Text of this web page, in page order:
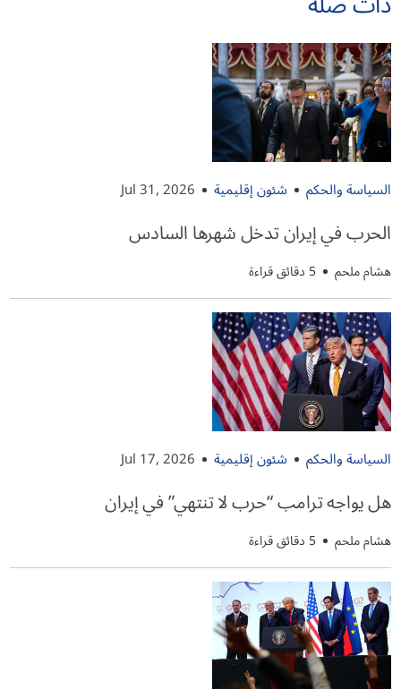
السياسة والحكم شئون إقليمية Jul 31, 2026
الحرب في إيران تدخل شهرها السادس
هشام ملحم 5 دقائق قراءة
السياسة والحكم شئون إقليمية Jul 17, 2026
هل يواجه ترامب “حرب لا تنتهي” في إيران
هشام ملحم 5 دقائق قراءة